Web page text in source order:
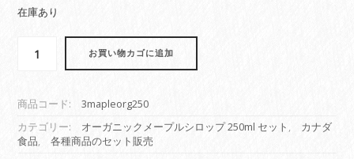
在庫あり
シ
ロ
ッ
お買い物カゴに追加
商品コード:
3mapleorg250
カテゴリー:
オーガニックメープルシロップ 250ml セット ,
カナダ
食品, 各種商品のセット販売